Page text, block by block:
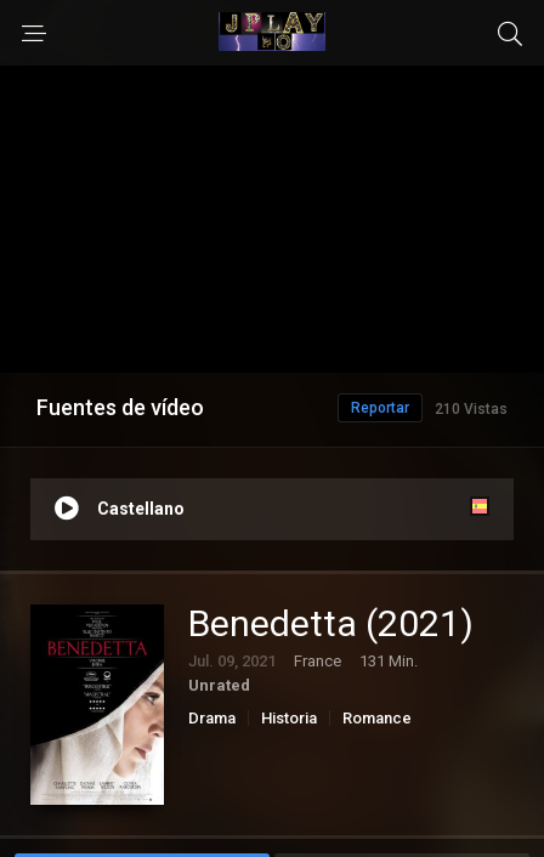
Fuentes de vídeo 210 Vistas
Reportar
Castellano
Benedetta (2021)
Jul. 09, 2021 France
131 Min.
Unrated
Drama
Historia Romance